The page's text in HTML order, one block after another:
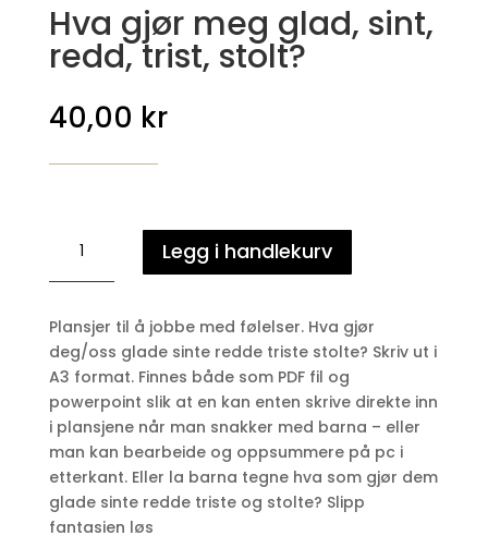
Hva gjør meg glad, sint,
redd, trist, stolt?
40,00 kr
meg
sint,
redd,
trist,
stolt?
antall
Legg i handlekurv
Plansjer til å jobbe med følelser. Hva gjør
deg/oss glade sinte redde triste stolte? Skriv ut i
A3 format. Finnes både som PDF fil og
powerpoint slik at en kan enten skrive direkte inn
i plansjene når man snakker med barna – eller
man kan bearbeide og oppsummere på pc i
etterkant. Eller la barna tegne hva som gjør dem
glade sinte redde triste og stolte? Slipp
fantasien løs